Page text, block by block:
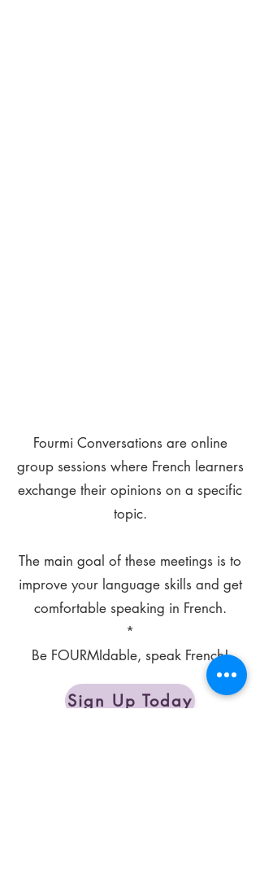
Fourmi Conversations are online
group sessions where French learners
exchange their opinions on a specific
topic.
The main goal of these meetings is to
improve your language skills and get
comfortable speaking in French.
*
Be FOURMIdable, speak French!
Sign Up Today